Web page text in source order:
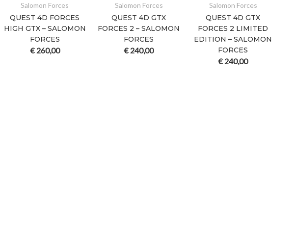
Salomon Forces
QUEST 4D FORCES
HIGH GTX – SALOMON
FORCES
€260,00
Salomon Forces
QUEST 4D GTX
FORCES 2 – SALOMON
FORCES
€ 240,00
Salomon Forces
QUEST 4D GTX
FORCES 2 LIMITED
EDITION – SALOMON
FORCES
€ 240,00